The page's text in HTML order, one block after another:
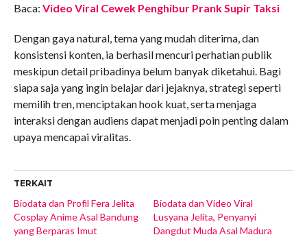
Baca: Video Viral Cewek Penghibur Prank Supir Taksi
Dengan gaya natural, tema yang mudah diterima, dan
konsistensi konten, ia berhasil mencuri perhatian publik
meskipun detail pribadinya belum banyak diketahui. Bagi
siapa saja yang ingin belajar dari jejaknya, strategi seperti
memilih tren, menciptakan hook kuat, serta menjaga
interaksi dengan audiens dapat menjadi poin penting dalam
upaya mencapai viralitas.
TERKAIT
Biodata dan Profil Fera Jelita
Cosplay Anime Asal Bandung
yang Berparas Imut
Biodata dan Video Viral
Lusyana Jelita, Penyanyi
Dangdut Muda Asal Madura